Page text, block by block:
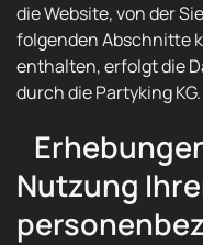
die Website, von der
folgenden Abschnitte
enthalten, erfolgt die
durch die Partyking KG.
Nutzung